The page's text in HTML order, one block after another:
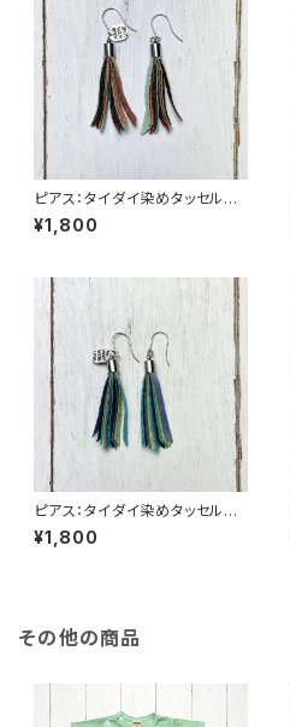
ピアス：タイダイ染めタッセルgr
owピアス ターコイズ×橙色×
茶色
¥1,800
ピアス：タイダイ染めタッセルgr
owピアス ライムグリーン×黒
×ブルー
¥1,800
その他の商品